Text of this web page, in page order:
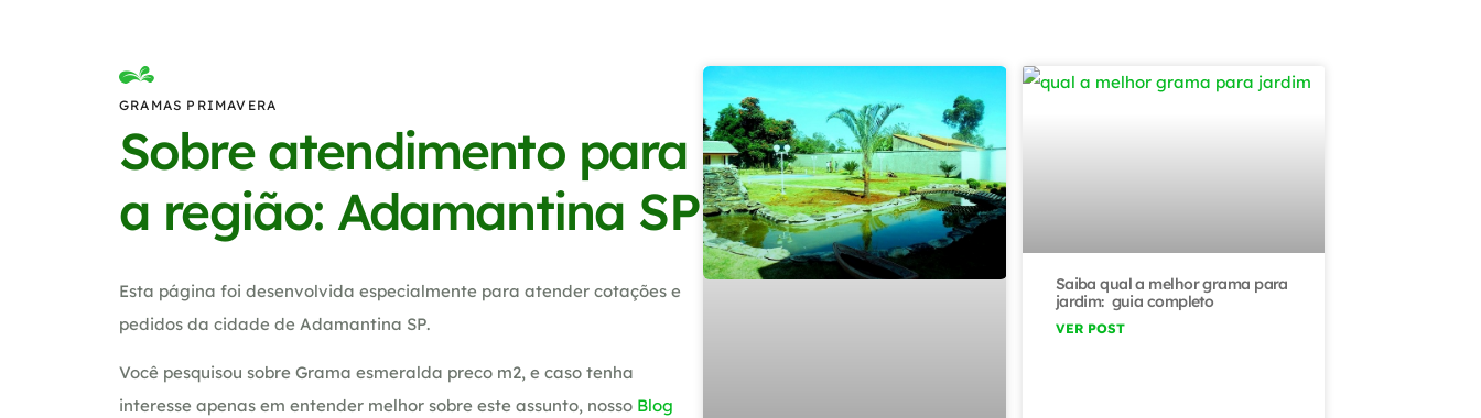
GRAMAS PRIMAVERA
Sobre atendimento para
a região: Adamantina SP
Esta página foi desenvolvida especialmente para atender cotações e
pedidos da cidade de Adamantina SP.
Você pesquisou sobre Grama esmeralda preco m2, e caso tenha
interesse apenas em entender melhor sobre este assunto, nosso Blog
Saiba qual a melhor grama para
jardim: guia completo
VER POST